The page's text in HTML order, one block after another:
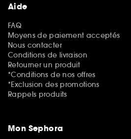
Aide
FAQ
Moyens de paiement acceptés
Nous contacter
Conditions de livraison
Retourner un produit
*Conditions de nos offres
*Exclusion des promotions
Rappels produits
Mon Sephora